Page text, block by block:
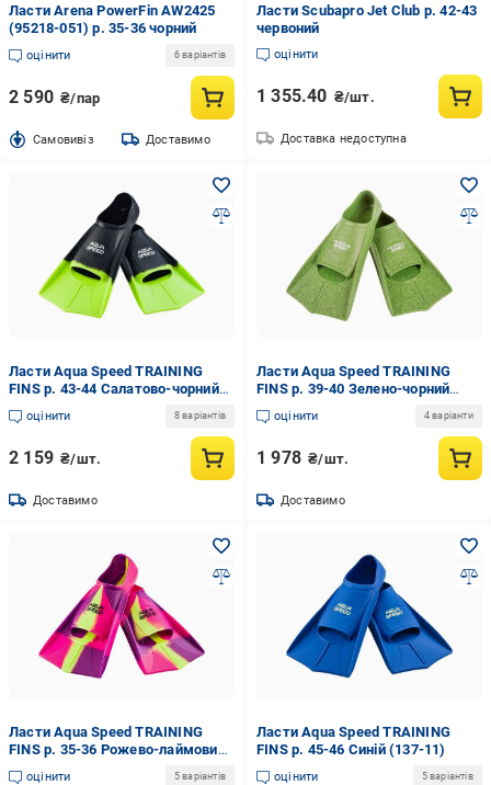
Ласти Arena PowerFin AW2425
(95218-051) р. 35-36 чорний
оцінити 6 варіантів
2 590 ₴/пар
Cамовивіз Доставимо
Ласти Scubapro Jet Club р. 42-43
червоний
оцінити
1 355.40 ₴/шт.
Доставка недоступна
Ласти Aqua Speed TRAINING
FINS р. 43-44 Салатово-чорний
(137-38)
оцінити 8 варіантів
2 159 ₴/шт.
Доставимо
Ласти Aqua Speed TRAINING
FINS р. 39-40 Зелено-чорний
(137-12)
оцінити 4 варіанти
1 978 ₴/шт.
Доставимо
Ласти Aqua Speed TRAINING
FINS р. 35-36 Рожево-лаймовий
(137-93)
оцінити 5 варіантів
Ласти Aqua Speed TRAINING
FINS р. 45-46 Синій (137-11)
оцінити 5 варіантів